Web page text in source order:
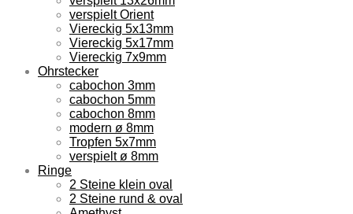
verspielt Orient
Viereckig 5x13mm
Viereckig 5x17mm
Viereckig 7x9mm
Ohrstecker
cabochon 3mm
cabochon 5mm
cabochon 8mm
modern ø 8mm
Tropfen 5x7mm
verspielt ø 8mm
Ringe
2 Steine klein oval
2 Steine rund & oval